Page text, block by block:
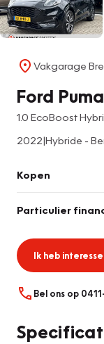
Vakgarage
Ford Puma
1.0 EcoBoost
2022|Hybride -
Kopen
Particulier
Ik heb interesse
Bel ons op